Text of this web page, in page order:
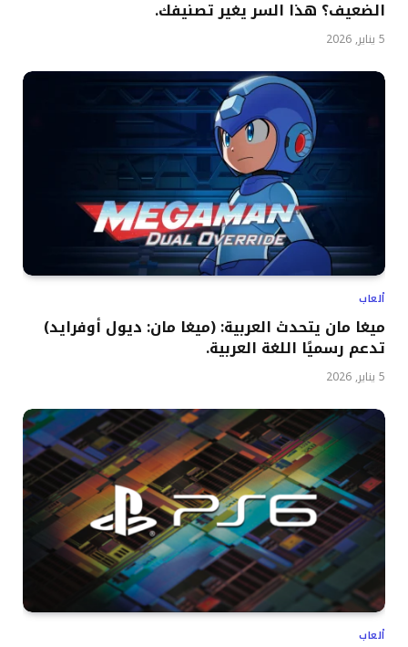
الضعيف؟ هذا السر يغير تصنيفك.
5 يناير, 2026
ألعاب
ميغا مان يتحدث العربية: (ميغا مان: ديول أوفرايد)
تدعم رسميًا اللغة العربية.
5 يناير, 2026
ألعاب